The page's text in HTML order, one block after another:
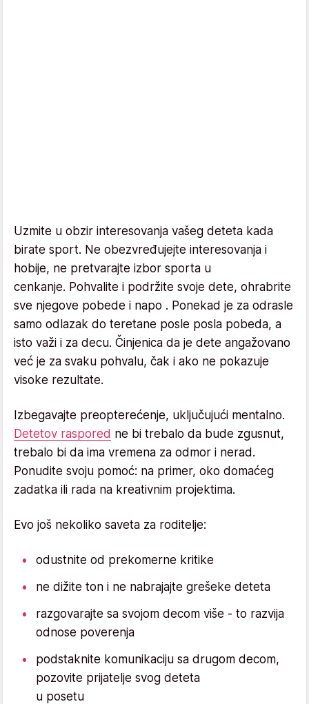
Uzmite u obzir interesovanja vašeg deteta kada
birate sport. Ne obezvređujejte interesovanja i
hobije, ne pretvarajte izbor sporta u
cenkanje. Pohvalite i podržite svoje dete, ohrabrite
sve njegove pobede i napo . Ponekad je za odrasle
samo odlazak do teretane posle posla pobeda, a
isto važi i za decu. Činjenica da je dete angažovano
već je za svaku pohvalu, čak i ako ne pokazuje
visoke rezultate.
Izbegavajte preopterećenje, uključujući mentalno.
Detetov raspored ne bi trebalo da bude zgusnut,
trebalo bi da ima vremena za odmor i nerad.
Ponudite svoju pomoć: na primer, oko domaćeg
zadatka ili rada na kreativnim projektima.
Evo još nekoliko saveta za roditelje:
odustnite od prekomerne kritike
ne dižite ton i ne nabrajajte grešeke deteta
razgovarajte sa svojom decom više - to razvija
odnose poverenja
podstaknite komunikaciju sa drugom decom,
pozovite prijatelje svog deteta
u posetu